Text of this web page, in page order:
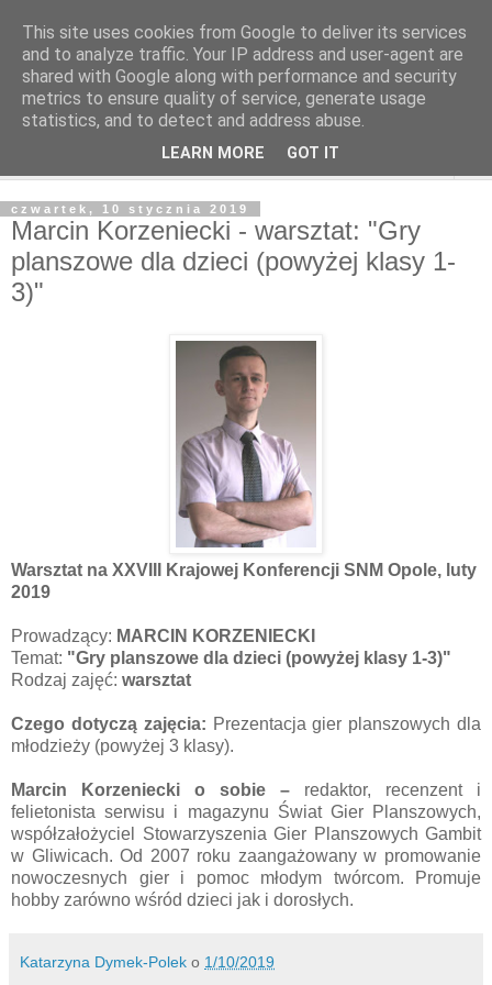
czwartek, 10 stycznia 2019
Marcin Korzeniecki - warsztat: "Gry
planszowe dla dzieci (powyżej klasy 1-
3)"
Warsztat na XXVIII Krajowej Konferencji SNM Opole, luty
2019
Prowadzący: MARCIN KORZENIECKI
Temat: "Gry planszowe dla dzieci (powyżej klasy 1-3)"
Rodzaj zajęć: warsztat
Czego dotyczą zajęcia: Prezentacja gier planszowych dla
młodzieży (powyżej 3 klasy).
Marcin Korzeniecki o sobie – redaktor, recenzent i
felietonista serwisu i magazynu Świat Gier Planszowych,
współzałożyciel Stowarzyszenia Gier Planszowych Gambit
w Gliwicach. Od 2007 roku zaangażowany w promowanie
nowoczesnych gier i pomoc młodym twórcom. Promuje
hobby zarówno wśród dzieci jak i dorosłych.
Katarzyna Dymek-Polek o 1/10/2019
This site uses cookies from Google to deliver its services
and to analyze traffic. Your IP address and user-agent are
shared with Google along with performance and security
metrics to ensure quality of service, generate usage
statistics, and to detect and address abuse.
LEARN MORE GOT IT